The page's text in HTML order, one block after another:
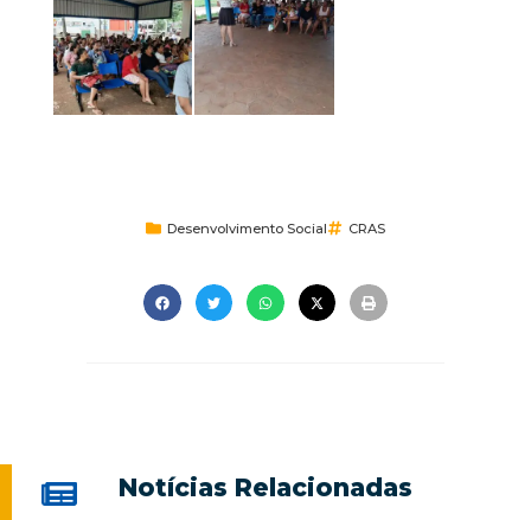
Desenvolvimento Social CRAS
Notícias Relacionadas